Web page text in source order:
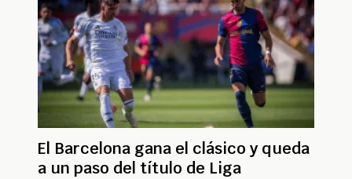
El Barcelona gana el clásico y queda
a un paso del título de Liga